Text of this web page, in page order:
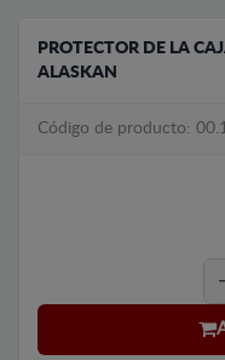
PROTECTOR DE LA
ALASKAN
Código de producto: